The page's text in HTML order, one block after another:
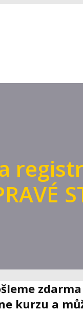
kurzu a